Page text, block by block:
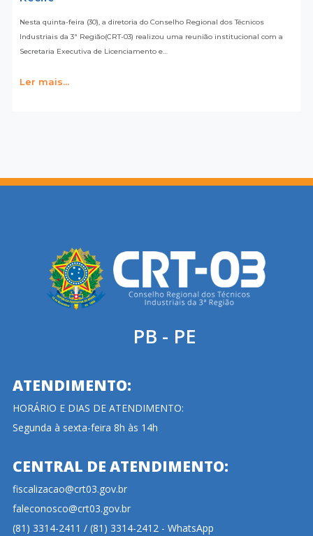
Nesta quinta-feira (30), a diretoria do Conselho Regional dos Técnicos
Industriais da 3ª Região(CRT-03) realizou uma reunião institucional com a
Secretaria Executiva de Licenciamento e…
Ler mais...
PB - PE
ATENDIMENTO:
HORÁRIO E DIAS DE ATENDIMENTO:
Segunda à sexta-feira 8h às 14h
CENTRAL DE ATENDIMENTO:
fiscalizacao@crt03.gov.br
faleconosco@crt03.gov.br
(81) 3314-2411 / (81) 3314-2412 - WhatsApp